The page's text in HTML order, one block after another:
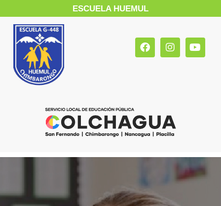
ESCUELA HUEMUL